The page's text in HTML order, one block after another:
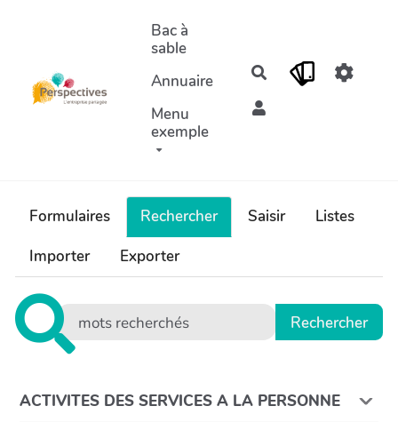
Aller au contenu principal
Bac à
sable
Annuaire
Menu
exemple
Rechercher
Formulaires Rechercher Saisir
Listes
Importer
Exporter
ACTIVITES DES SERVICES A LA PERSONNE